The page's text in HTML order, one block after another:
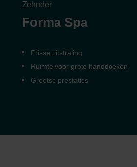
Zehnder
Forma Spa
Frisse uitstraling
Ruimte voor grote handdoeken
Grootse prestaties